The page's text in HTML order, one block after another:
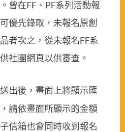
曾在FF 、 PF系列活動報
優先錄取，未報名原創
者次之，從未報名FF系
社團網頁以供審查。
出後，畫面上將顯示匯
請依畫面所顯示的金額
信箱也會同時收到報名